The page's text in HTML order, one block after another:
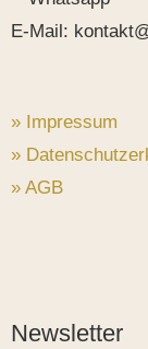
E-Mail:
» Impressum
»
» AGB
Newsletter